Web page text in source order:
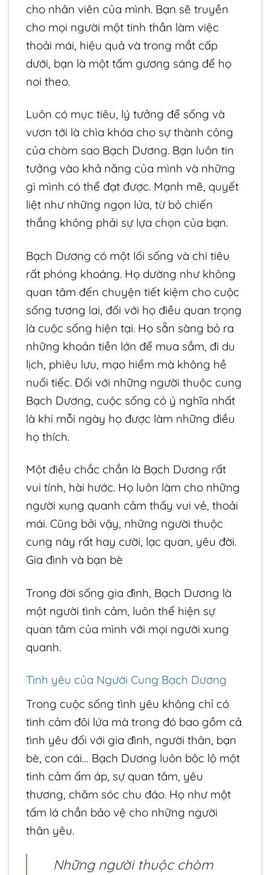
cho nhân viên của mình. Bạn sẽ truyền
cho mọi người một tinh thần làm việc
thoải mái, hiệu quả và trong mắt cấp
dưới, bạn là một tấm gương sáng để họ
noi theo.
Luôn có mục tiêu, lý tưởng để sống và
vươn tới là chìa khóa cho sự thành công
của chòm sao Bạch Dương. Bạn luôn tin
tưởng vào khả năng của mình và những
gì mình có thể đạt được. Mạnh mẽ, quyết
liệt như những ngọn lửa, từ bỏ chiến
thắng không phải sự lựa chọn của bạn.
Bạch Dương có một lối sống và chi tiêu
rất phóng khoáng. Họ dường như không
quan tâm đến chuyện tiết kiệm cho cuộc
sống tương lai, đối với họ điều quan trọng
là cuộc sống hiện tại. Họ sẵn sàng bỏ ra
những khoản tiền lớn để mua sắm, đi du
lịch, phiêu lưu, mạo hiểm mà không hề
nuối tiếc. Đối với những người thuộc cung
Bạch Dương, cuộc sống có ý nghĩa nhất
là khi mỗi ngày họ được làm những điều
họ thích.
Một điều chắc chắn là Bạch Dương rất
vui tính, hài hước. Họ luôn làm cho những
người xung quanh cảm thấy vui vẻ, thoải
mái. Cũng bởi vậy, những người thuộc
cung này rất hay cười, lạc quan, yêu đời.
Gia đình và bạn bè
Trong đời sống gia đình, Bạch Dương là
một người tình cảm, luôn thể hiện sự
quan tâm của mình với mọi người xung
quanh.
Tình yêu của Người Cung Bạch Dương
Trong cuộc sống tình yêu không chỉ có
tình cảm đôi lứa mà trong đó bao gồm cả
tình yêu đối với gia đình, người thân, bạn
bè, con cái… Bạch Dương luôn bộc lộ một
tình cảm ấm áp, sự quan tâm, yêu
thương, chăm sóc chu đáo. Họ như một
tấm lá chắn bảo vệ cho những người
thân yêu.
Những người thuộc chòm